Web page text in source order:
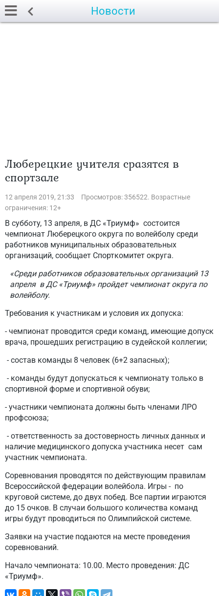
Новости
Люберецкие учителя сразятся в
спортзале
12 апреля 2019, 21:33
Просмотров: 356522. Возрастные
ограничения: 12+
В субботу, 13 апреля, в ДС «Триумф» состоится
чемпионат Люберецкого округа по волейболу среди
работников муниципальных образовательных
организаций, сообщает Спорткомитет округа.
«Среди работников образовательных организаций 13
апреля в ДС «Триумф» пройдет чемпионат округа по
волейболу.
Требования к участникам и условия их допуска:
- чемпионат проводится среди команд, имеющие допуск
врача, прошедших регистрацию в судейской коллегии;
- состав команды 8 человек (6+2 запасных);
- команды будут допускаться к чемпионату только в
спортивной форме и спортивной обуви;
- участники чемпионата должны быть членами ЛРО
профсоюза;
- ответственность за достоверность личных данных и
наличие медицинского допуска участника несет сам
участник чемпионата.
Соревнования проводятся по действующим правилам
Всероссийской федерации волейбола. Игры - по
круговой системе, до двух побед. Все партии играются
до 15 очков. В случаи большого количества команд
игры будут проводиться по Олимпийской системе.
Заявки на участие подаются на месте проведения
соревнований.
Начало чемпионата: 10.00. Место проведения: ДС
«Триумф».